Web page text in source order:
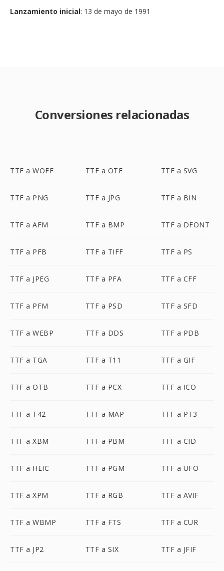
Lanzamiento inicial: 13 de mayo de 1991
Conversiones relacionadas
TTF a WOFF TTF a OTF TTF a SVG
TTF a PNG TTF a JPG TTF a BIN
TTF a AFM TTF a BMP TTF a DFONT
TTF a PFB TTF a TIFF TTF a PS
TTF a JPEG TTF a PFA TTF a CFF
TTF a PFM TTF a PSD TTF a SFD
TTF a WEBP TTF a DDS TTF a PDB
TTF a TGA TTF a T11 TTF a GIF
TTF a OTB TTF a PCX TTF a ICO
TTF a T42 TTF a MAP TTF a PT3
TTF a XBM TTF a PBM TTF a CID
TTF a HEIC TTF a PGM TTF a UFO
TTF a XPM TTF a RGB TTF a AVIF
TTF a WBMP TTF a FTS TTF a CUR
TTF a JP2 TTF a SIX TTF a JFIF